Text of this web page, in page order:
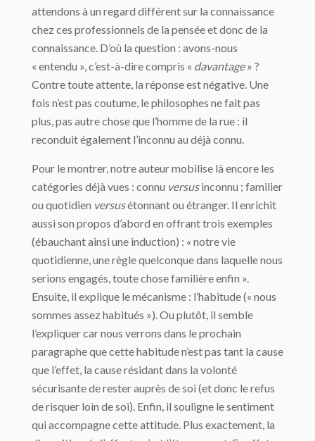
attendons à un regard différent sur la connaissance
chez ces professionnels de la pensée et donc de la
connaissance. D’où la question : avons-nous
« entendu », c’est-à-dire compris « davantage» ?
Contre toute attente, la réponse est négative. Une
fois n’est pas coutume, le philosophes ne fait pas
plus, pas autre chose que l’homme de la rue : il
reconduit également l’inconnu au déjà connu.
Pour le montrer, notre auteur mobilise là encore les
catégories déjà vues : connu versusinconnu ; familier
ou quotidien versusétonnant ou étranger. Il enrichit
aussi son propos d’abord en offrant trois exemples
(ébauchant ainsi une induction) : « notre vie
quotidienne, une règle quelconque dans laquelle nous
serions engagés, toute chose familière enfin ».
Ensuite, il explique le mécanisme : l’habitude (« nous
sommes assez habitués »). Ou plutôt, il semble
l’expliquer car nous verrons dans le prochain
paragraphe que cette habitude n’est pas tant la cause
que l’effet, la cause résidant dans la volonté
sécurisante de rester auprès de soi (et donc le refus
de risquer loin de soi). Enfin, il souligne le sentiment
qui accompagne cette attitude. Plus exactement, la